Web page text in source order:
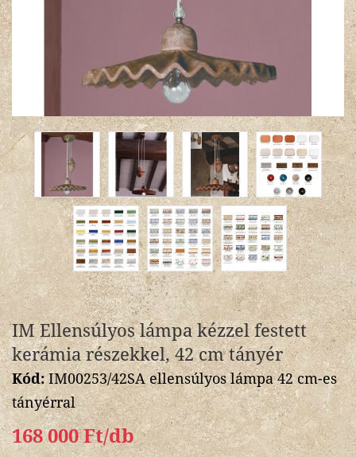
IM Ellensúlyos lámpa kézzel festett
kerámia részekkel, 42 cm tányér
Kód:IM00253/42SA ellensúlyos lámpa 42 cm-es
tányérral
168 000 Ft/db